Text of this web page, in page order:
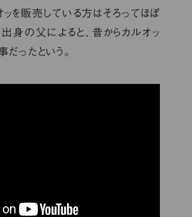
を販売している方はそろってほぼ
身の父によると、昔からカルオッ
ったという。